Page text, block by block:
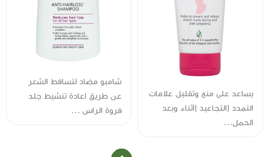
شامبو مضاد لتساقط الشعر
عن طريق اعادة تنشيط جلد
فروة الراس ...
يساعد على منع وتقليل علامات
التمدد (التجاعيد )أثناء وبعد
الحمل...